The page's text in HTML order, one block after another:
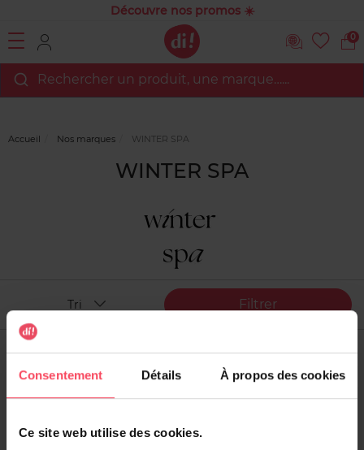
Consentement Détails À propos des cookies
Ce site web utilise des cookies.
Découvre nos promos ☀️
0
Rechercher un produit, une marque…...
Accueil Nos marques WINTER SPA
WINTER SPA
Filtrer
Tri